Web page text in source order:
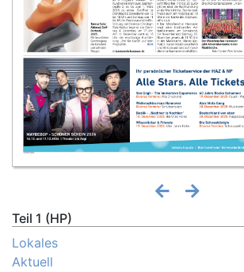
Teil 1 (HP)
Lokales
Aktuell